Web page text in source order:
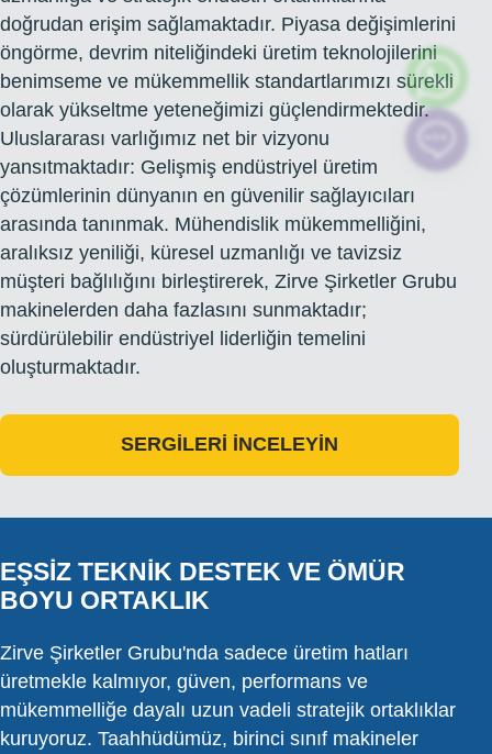
doğrudan erişim sağlamaktadır. Piyasa değişimlerini
öngörme, devrim niteliğindeki üretim teknolojilerini
benimseme ve mükemmellik standartlarımızı sürekli
olarak yükseltme yeteneğimizi güçlendirmektedir.
Uluslararası varlığımız net bir vizyonu
yansıtmaktadır: Gelişmiş endüstriyel üretim
çözümlerinin dünyanın en güvenilir sağlayıcıları
arasında tanınmak. Mühendislik mükemmelliğini,
aralıksız yeniliği, küresel uzmanlığı ve tavizsiz
müşteri bağlılığını birleştirerek, Zirve Şirketler Grubu
makinelerden daha fazlasını sunmaktadır;
sürdürülebilir endüstriyel liderliğin temelini
oluşturmaktadır.
SERGİLERİ İNCELEYİN
EŞSIZ TEKNIK DESTEK VE ÖMÜR
BOYU ORTAKLIK
Zirve Şirketler Grubu'nda sadece üretim hatları
üretmekle kalmıyor, güven, performans ve
mükemmelliğe dayalı uzun vadeli stratejik ortaklıklar
kuruyoruz. Taahhüdümüz, birinci sınıf makineler